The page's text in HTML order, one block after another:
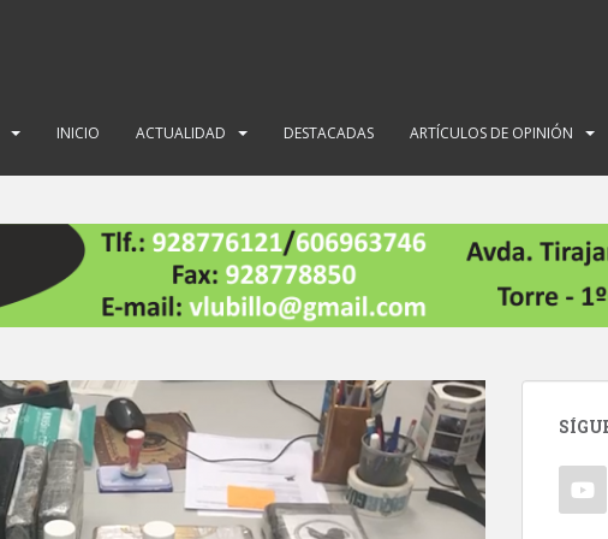
INICIO ACTUALIDAD DESTACADAS ARTÍCULOS DE OPINIÓN